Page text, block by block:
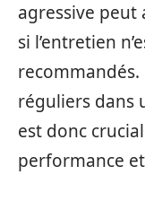
agressive peut
si l’entretien
réguliers dans
est donc
performance